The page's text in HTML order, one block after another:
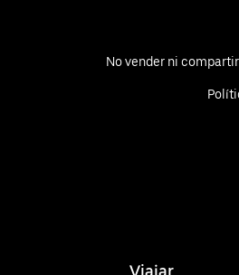
No vender ni
Viajar